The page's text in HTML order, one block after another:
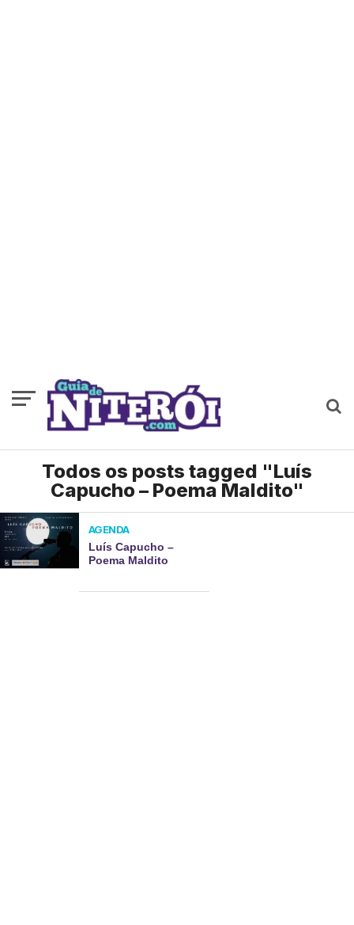
Todos os posts tagged "Luís
Capucho – Poema Maldito"
AGENDA
Luís Capucho –
Poema Maldito